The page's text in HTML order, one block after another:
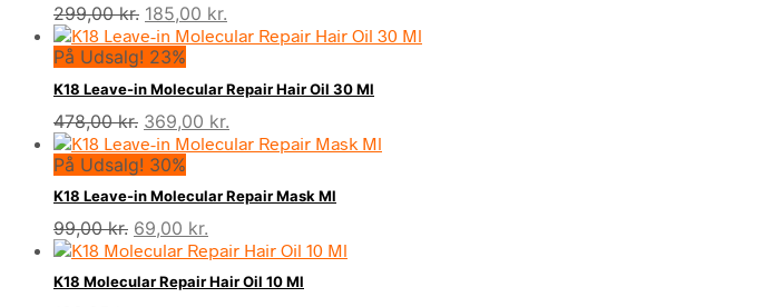
299,00kr. Den
oprindelige
pris
var:
299,00 kr..
185,00 kr.
aktuelle
er:
185,00 kr..
På Udsalg! 23%
K18 Leave-in Molecular Repair Hair Oil 30 Ml
478,00kr. Den
oprindelige
pris
var:
478,00 kr..
369,00 kr.
aktuelle
er:
369,00 kr..
På Udsalg! 30%
K18 Leave-in Molecular Repair Mask Ml
99,00kr. Den
oprindelige
pris
var:
69,00 kr.
aktuelle
pris
er:
K18 Molecular Repair Hair Oil 10 Ml